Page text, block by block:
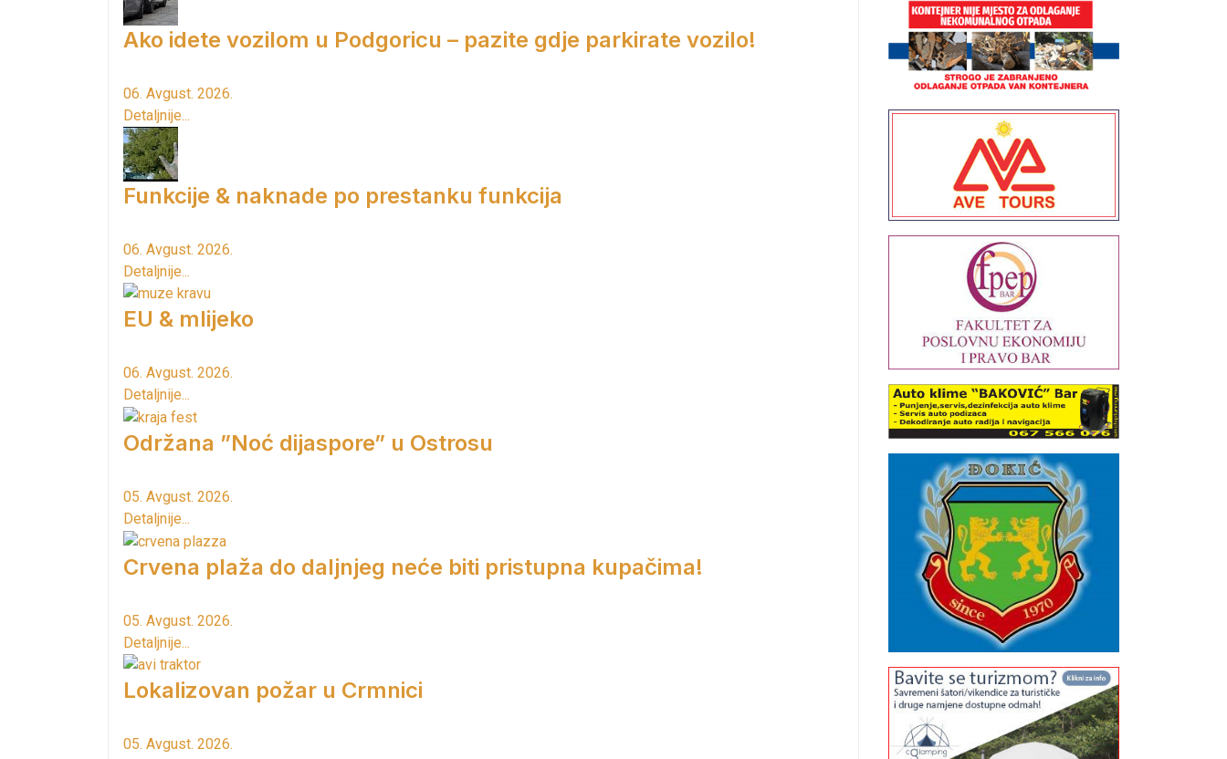
Ako idete vozilom u Podgoricu – pazite gdje parkirate vozilo!
06. Avgust. 2026.
Detaljnije...
Funkcije & naknade po prestanku funkcija
06. Avgust. 2026.
Detaljnije...
EU & mlijeko
06. Avgust. 2026.
Detaljnije...
Održana ”Noć dijaspore” u Ostrosu
05. Avgust. 2026.
Detaljnije...
Crvena plaža do daljnjeg neće biti pristupna kupačima!
05. Avgust. 2026.
Detaljnije...
Lokalizovan požar u Crmnici
05. Avgust. 2026.